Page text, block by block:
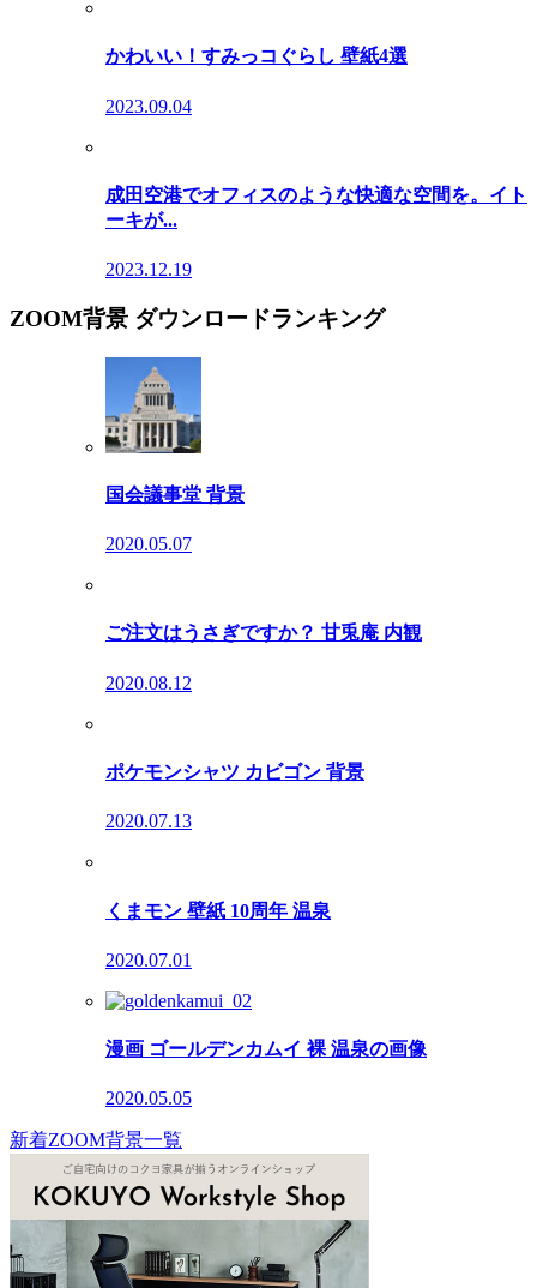
かわいい！すみっコぐらし 壁紙4選
2023.09.04
成田空港でオフィスのような快適な空間を。イト
ーキが...
2023.12.19
ZOOM背景 ダウンロードランキング
国会議事堂 背景
2020.05.07
ご注文はうさぎですか？ 甘兎庵 内観
2020.08.12
ポケモンシャツ カビゴン 背景
2020.07.13
くまモン 壁紙 10周年 温泉
2020.07.01
漫画 ゴールデンカムイ 裸 温泉の画像
2020.05.05
新着ZOOM背景一覧